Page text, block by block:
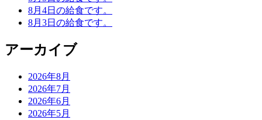
8月4日の給食です。
8月3日の給食です。
アーカイブ
2026年8月
2026年7月
2026年6月
2026年5月